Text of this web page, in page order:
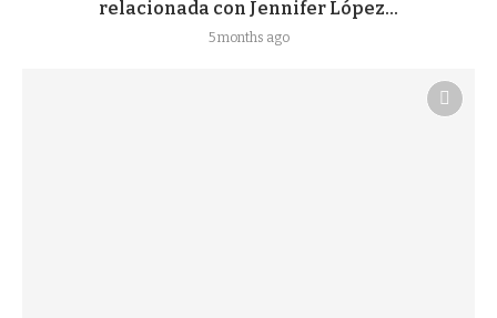
relacionada con Jennifer López...
5 months ago